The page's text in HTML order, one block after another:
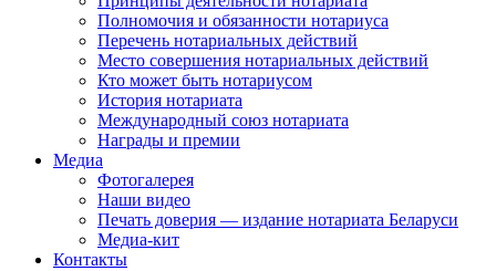
Полномочия и обязанности нотариуса
Перечень нотариальных действий
Место совершения нотариальных действий
Кто может быть нотариусом
История нотариата
Международный союз нотариата
Награды и премии
Медиа
Фотогалерея
Наши видео
Печать доверия — издание нотариата Беларуси
Медиа-кит
Контакты